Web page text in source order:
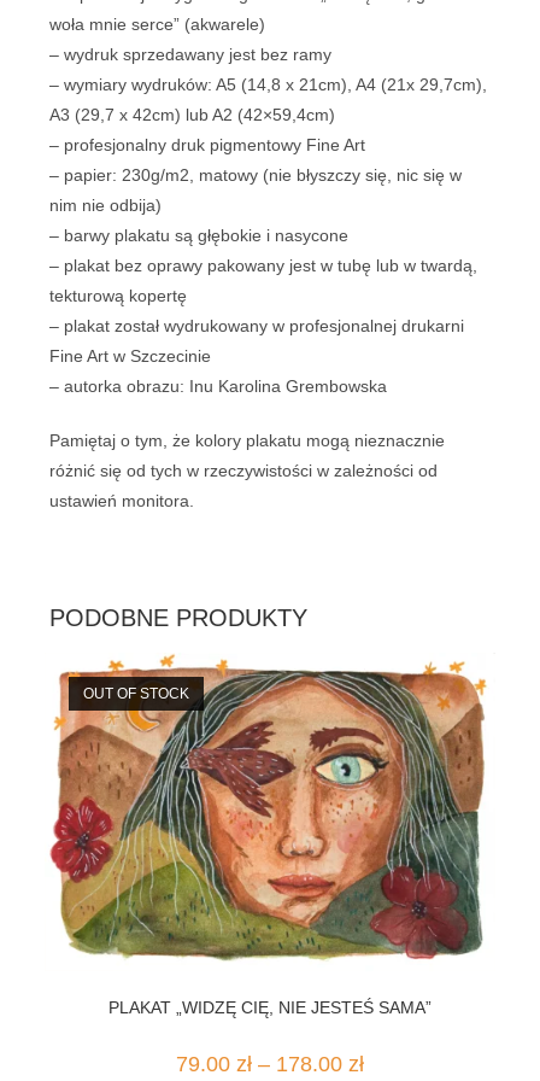
woła mnie serce” (akwarele)
– wydruk sprzedawany jest bez ramy
– wymiary wydruków: A5 (14,8 x 21cm), A4 (21x 29,7cm),
A3 (29,7 x 42cm) lub A2 (42×59,4cm)
– profesjonalny druk pigmentowy Fine Art
– papier: 230g/m2, matowy (nie błyszczy się, nic się w
nim nie odbija)
– barwy plakatu są głębokie i nasycone
– plakat bez oprawy pakowany jest w tubę lub w twardą,
tekturową kopertę
– plakat został wydrukowany w profesjonalnej drukarni
Fine Art w Szczecinie
– autorka obrazu: Inu Karolina Grembowska
Pamiętaj o tym, że kolory plakatu mogą nieznacznie
różnić się od tych w rzeczywistości w zależności od
ustawień monitora.
PODOBNE PRODUKTY
OUT OF STOCK
PLAKAT „WIDZĘ CIĘ, NIE JESTEŚ SAMA”
79.00 zł – 178.00 złZakres